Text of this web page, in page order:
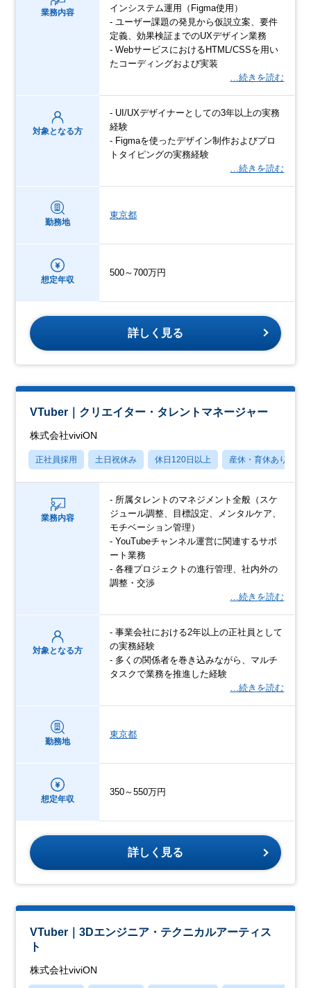
業務内容
インシステム運用（Figma使用）
- ユーザー課題の発見から仮説立案、要件
定義、効果検証までのUXデザイン業務
- WebサービスにおけるHTML/CSSを用い
たコーディングおよび実装
…続きを読む
対象となる方
- UI/UXデザイナーとしての3年以上の実務
経験
- Figmaを使ったデザイン制作およびプロ
トタイピングの実務経験
…続きを読む
勤務地
東京都
想定年収
500～700万円
詳しく見る
VTuber｜クリエイター・タレントマネージャー
株式会社viviON
正社員採用 土日祝休み 休日120日以上 産休・育休あり
業務内容
- 所属タレントのマネジメント全般（スケ
ジュール調整、目標設定、メンタルケア、
モチベーション管理）
- YouTubeチャンネル運営に関連するサポ
ート業務
- 各種プロジェクトの進行管理、社内外の
調整・交渉
…続きを読む
対象となる方
- 事業会社における2年以上の正社員として
の実務経験
- 多くの関係者を巻き込みながら、マルチ
タスクで業務を推進した経験
…続きを読む
勤務地
東京都
想定年収
350～550万円
詳しく見る
VTuber｜3Dエンジニア・テクニカルアーティス
ト
株式会社viviON